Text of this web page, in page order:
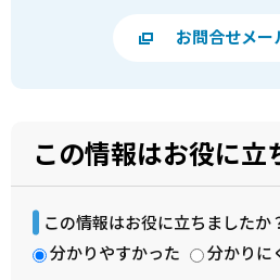
お問合せメー
この情報はお役に立
この情報はお役に立ちましたか
分かりやすかった
分かりに